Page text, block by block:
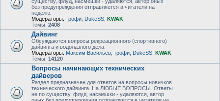
без предупреждения отправляется в читатели на
неделю.
Модераторы: трофи DukeSS KWAK
Темы: 2408
Дайвинг
Обсуждаются вопросы рекреационного (спортивного)
дайвинга и водолазного дела.
Модераторы: Максим Васильев трофи DukeSS KWAK
Темы: 14120
Вопросы начинающих технических
дайверов
Раздел предназначен для ответов на вопросы новичков
технического дайвинга. На ЛЮБЫЕ ВОПРОСЫ. Ответы
не по существу, флуд, насмешки - удаляются, автор